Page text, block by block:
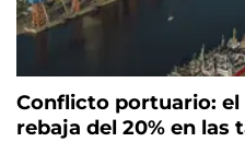
Conflicto portuario: el
rebaja del 20% en las